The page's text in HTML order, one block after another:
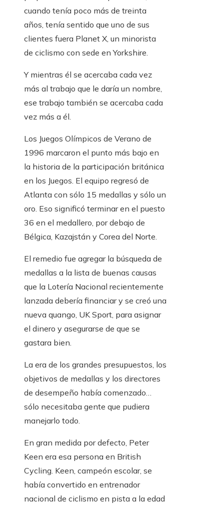
cuando tenía poco más de treinta
años, tenía sentido que uno de sus
clientes fuera Planet X, un minorista
de ciclismo con sede en Yorkshire.
Y mientras él se acercaba cada vez
más al trabajo que le daría un nombre,
ese trabajo también se acercaba cada
vez más a él.
Los Juegos Olímpicos de Verano de
1996 marcaron el punto más bajo en
la historia de la participación británica
en los Juegos. El equipo regresó de
Atlanta con sólo 15 medallas y sólo un
oro. Eso significó terminar en el puesto
36 en el medallero, por debajo de
Bélgica, Kazajstán y Corea del Norte.
El remedio fue agregar la búsqueda de
medallas a la lista de buenas causas
que la Lotería Nacional recientemente
lanzada debería financiar y se creó una
nueva quango, UK Sport, para asignar
el dinero y asegurarse de que se
gastara bien.
La era de los grandes presupuestos, los
objetivos de medallas y los directores
de desempeño había comenzado…
sólo necesitaba gente que pudiera
manejarlo todo.
En gran medida por defecto, Peter
Keen era esa persona en British
Cycling. Keen, campeón escolar, se
había convertido en entrenador
nacional de ciclismo en pista a la edad